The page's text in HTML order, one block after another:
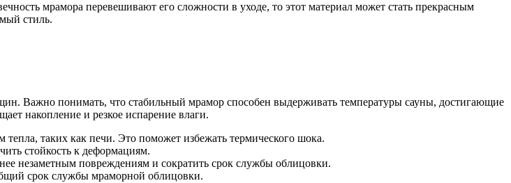
мрамора перевешивают его сложности в уходе, то этот материал может стать прекрасным
стиль.
Важно понимать, что стабильный мрамор способен выдерживать температуры сауны, достигающие
накопление и резкое испарение влаги.
тепла, таких как печи. Это поможет избежать термического шока.
стойкость к деформациям.
незаметным повреждениям и сократить срок службы облицовки.
срок службы мраморной облицовки.